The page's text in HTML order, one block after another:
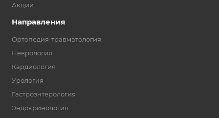
Акции
Направления
Ортопедия-травматология
Неврология
Кардиология
Урология
Гастроэнтерология
Эндокринология